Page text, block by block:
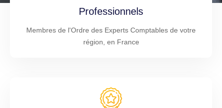
Professionnels
Membres de l'Ordre des Experts Comptables de votre
région, en France